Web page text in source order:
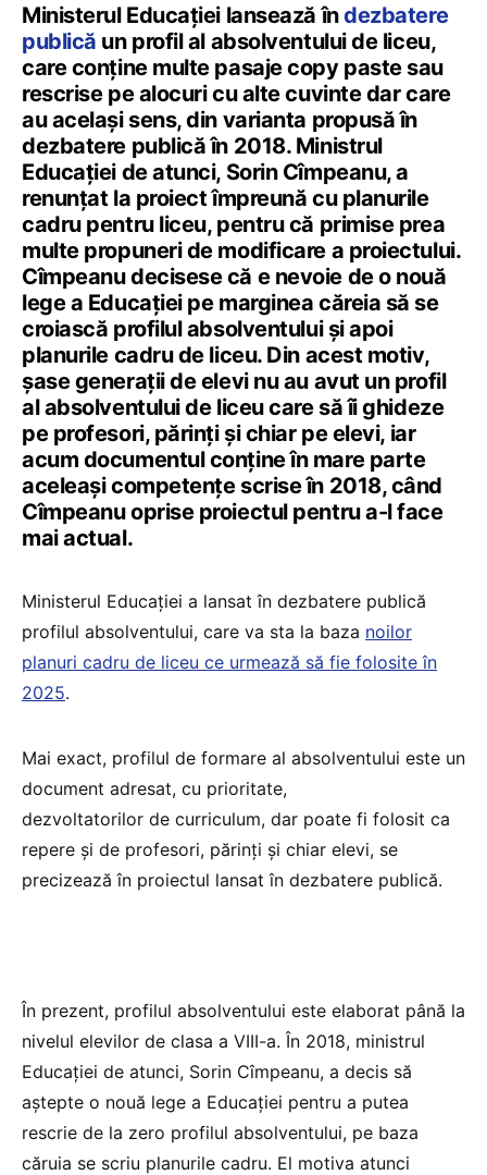
Ministerul Educației lansează îndezbatere
publică un profil al absolventului de liceu,
care conține multe pasaje copy paste sau
rescrise pe alocuri cu alte cuvinte dar care
au același sens, din varianta propusă în
dezbatere publică în 2018. Ministrul
Educației de atunci, Sorin Cîmpeanu, a
renunțat la proiect împreună cu planurile
cadru pentru liceu, pentru că primise prea
multe propuneri de modificare a proiectului.
Cîmpeanu decisese că e nevoie de o nouă
lege a Educației pe marginea căreia să se
croiască profilul absolventului și apoi
planurile cadru de liceu. Din acest motiv,
șase generații de elevi nu au avut un profil
al absolventului de liceu care să îi ghideze
pe profesori, părinți și chiar pe elevi, iar
acum documentul conține în mare parte
aceleași competențe scrise în 2018, când
Cîmpeanu oprise proiectul pentru a-l face
mai actual.
Ministerul Educației a lansat în dezbatere publică
profilul absolventului, care va sta la baza noilor
planuri cadru de liceu ce urmează să fie folosite în
2025.
Mai exact, profilul de formare al absolventului este un
document adresat, cu prioritate,
dezvoltatorilor de curriculum, dar poate fi folosit ca
repere și de profesori, părinți și chiar elevi, se
precizează în proiectul lansat în dezbatere publică.
În prezent, profilul absolventului este elaborat până la
nivelul elevilor de clasa a VIII-a. În 2018, ministrul
Educației de atunci, Sorin Cîmpeanu, a decis să
aștepte o nouă lege a Educației pentru a putea
rescrie de la zero profilul absolventului, pe baza
căruia se scriu planurile cadru. El motiva atunci